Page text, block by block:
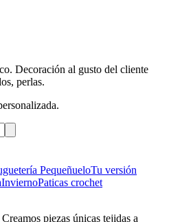
Decoración al gusto del cliente
perlas.
PequeñueloTu versión
InviernoPaticas crochet
piezas únicas tejidas a